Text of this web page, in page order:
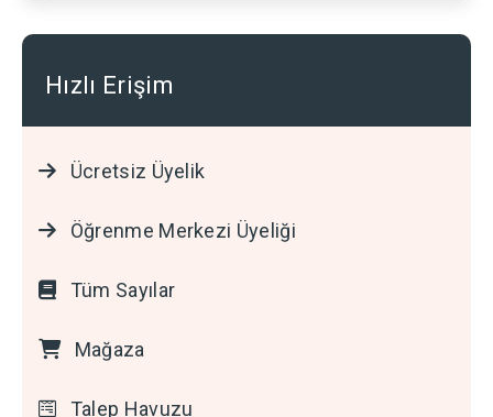
Hızlı Erişim
Ücretsiz Üyelik
Öğrenme Merkezi Üyeliği
Tüm Sayılar
Mağaza
Talep Havuzu